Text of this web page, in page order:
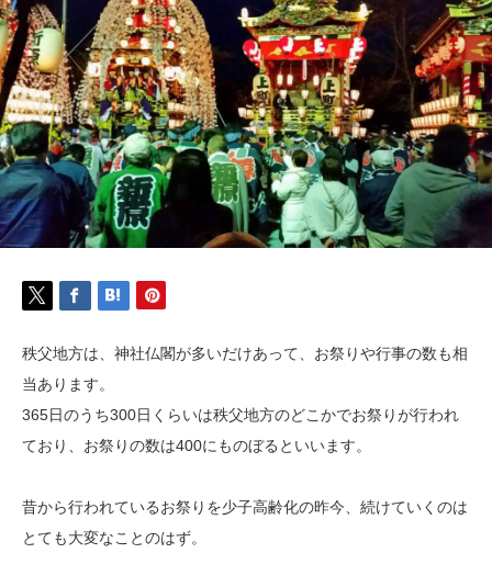
秩父地方は、神社仏閣が多いだけあって、お祭りや行事の数も相
当あります。
365日のうち300日くらいは秩父地方のどこかでお祭りが行われ
ており、お祭りの数は400にものぼるといいます。
昔から行われているお祭りを少子高齢化の昨今、続けていくのは
とても大変なことのはず。